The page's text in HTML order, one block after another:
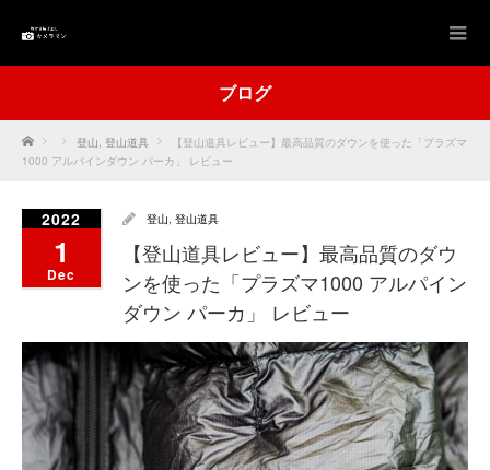
ブログ
Home 登山, 登山道具
【登山道具レビュー】最高品質のダウンを使った「プラズマ
1000 アルパインダウン パーカ」 レビュー
2022
1
Dec
登山, 登山道具
【登山道具レビュー】最高品質のダウ
ンを使った「プラズマ1000 アルパイン
ダウン パーカ」 レビュー